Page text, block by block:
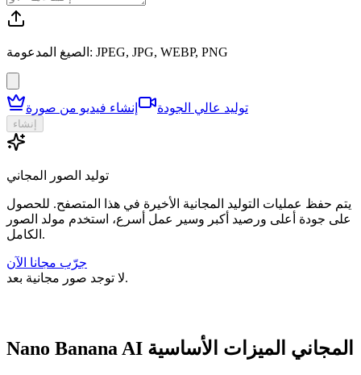
الصيغ المدعومة: JPEG, JPG, WEBP, PNG
توليد عالي الجودة إنشاء فيديو من صورة
إنشاء
توليد الصور المجاني
يتم حفظ عمليات التوليد المجانية الأخيرة في هذا المتصفح. للحصول
على جودة أعلى ورصيد أكبر وسير عمل أسرع، استخدم مولد الصور
الكامل.
جرّب مجانا الآن
لا توجد صور مجانية بعد.
Nano Banana AI المجاني الميزات الأساسية